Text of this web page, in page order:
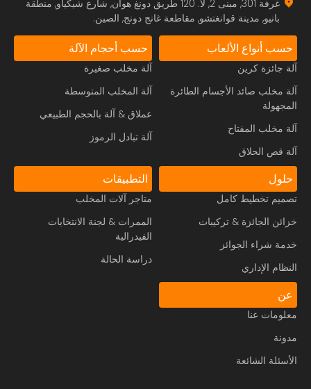
غرفة 301, مبنى 2, لا. 120 طريق دونغ هوان, شارع شيكياو, منطقة
بانيو, مدينة قوانغتشو, مقاطعة غانج دونج, الصين.
حسب أنواع الألعاب
آلة جائزة كرين
آلة مخلب صائد الأجسام الطائرة
المجهولة
آلة مخلب المفتاح
آلة قص الحلاق
حسب أحجام الآلة
آلة مخلب صغيرة
آلة المخلب المتوسطة
عملاق & آلة بالحجم الطبيعي
آلة تبادل الرموز
حلول
تصميم تخطيط كامل
خزائن الجائزة & تركيبات
خدمة شراء الجوائز
النظام الإداري
التطبيقات
متاجر آلات المخلب
الممرات & لجنة الانتخابات
الفيدرالية
دراسة الحالة
عن
معلومات عنا
مدونة
الأسئلة الشائعة